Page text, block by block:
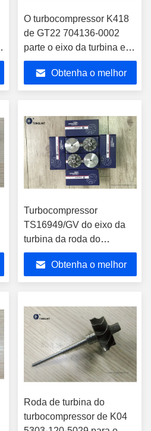
O turbocompressor K418
de GT22 704136-0002
parte o eixo da turbina e a
roda ISUZU NPR
Obtenha o melhor
Turbocompressor
TS16949/GV do eixo da
turbina da roda do
compressor do
turbocompressor
Obtenha o melhor
Roda de turbina do
turbocompressor de K04